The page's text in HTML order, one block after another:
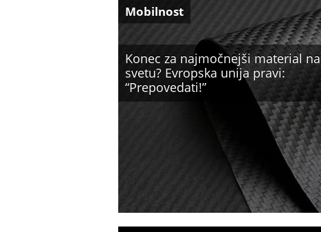
Konec za najmočnejši material na
svetu? Evropska unija pravi:
“Prepovedati!”
Mobilnost